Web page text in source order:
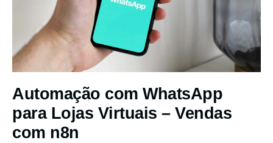
Automação com WhatsApp
para Lojas Virtuais – Vendas
com n8n